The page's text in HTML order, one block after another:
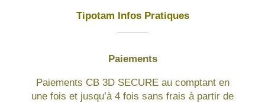
Tipotam Infos Pratiques
Paiements
Paiements CB 3D SECURE au comptant en
une fois et jusqu’à 4 fois sans frais à partir de